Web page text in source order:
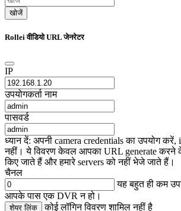
खोजें
Rollei वीडियो URL जेनरेटर
IP
उपयोगकर्ता नाम
पासवर्ड
ध्यान दें: अपनी camera credentials का उपयोग
नहीं। ये विवरण केवल आपका URL generate करने
किए जाते हैं और हमारे servers को नहीं भेजे जाते हैं।
चैनल
यह बहुत ही कम
आपके पास एक DVR न हो।
शेयर लिंक कोई लॉगिन विवरण शामिल नहीं है